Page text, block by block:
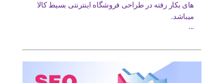
های بکار رفته در طراحی فروشگاه اینترنتی بسیط کالا
میباشد.
...